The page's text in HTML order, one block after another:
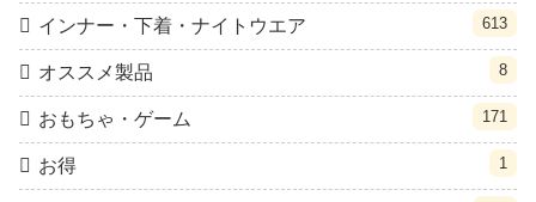
インナー・下着・ナイトウエア 613
オススメ製品 8
おもちゃ・ゲーム 171
お得 1